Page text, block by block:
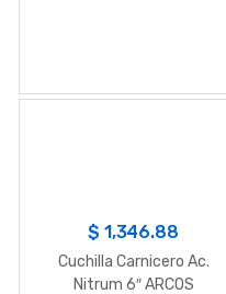
$ 1,346.88
Cuchilla Carnicero Ac.
Nitrum 6″ ARCOS